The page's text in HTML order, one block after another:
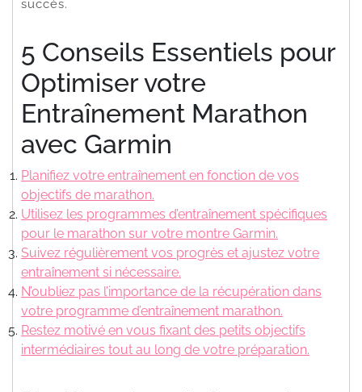
succès.
5 Conseils Essentiels pour
Optimiser votre
Entraînement Marathon
avec Garmin
Planifiez votre entraînement en fonction de vos
objectifs de marathon.
Utilisez les programmes d’entraînement spécifiques
pour le marathon sur votre montre Garmin.
Suivez régulièrement vos progrès et ajustez votre
entraînement si nécessaire.
N’oubliez pas l’importance de la récupération dans
votre programme d’entraînement marathon.
Restez motivé en vous fixant des petits objectifs
intermédiaires tout au long de votre préparation.